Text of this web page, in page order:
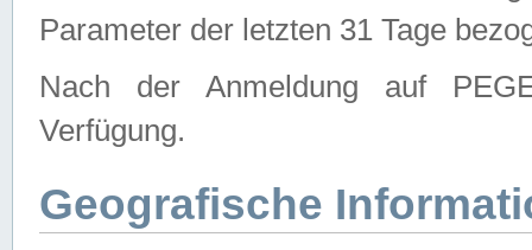
Parameter der letzten 31 Tage
Nach der Anmeldung auf
Verfügung.
Geografische